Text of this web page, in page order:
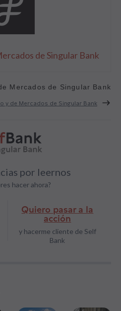
de Singular Bank
Mercados de Singular Bank
y de Mercados de Singular Bank
por leernos
hacer ahora?
Quiero pasar a la
acción
y hacerme cliente de Self
Bank